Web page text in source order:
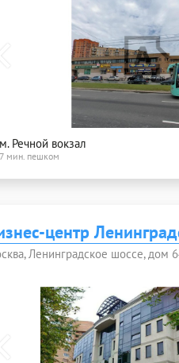
м. Речной вокзал
7 мин. пешком
центр
Ленинградское шоссе, дом